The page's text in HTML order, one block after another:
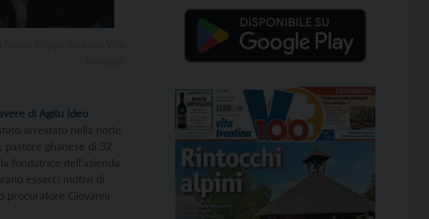
di Agitu Ideo
arrestato nella notte
pastore ghanese di 32
fondatrice dell’azienda
esserci motivi di
procuratore Giovanni